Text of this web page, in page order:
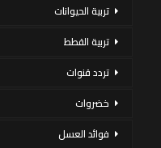
تربية الحيوانات
تربية القطط
تردد قنوات
خضروات
فوائد العسل